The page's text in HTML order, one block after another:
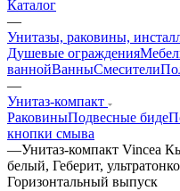
Каталог
—
Унитазы, раковины,
Душевые ограждения
ваннойВанныСмесители
—
Унитаз-компакт
РаковиныПодвесные биде
кнопки смыва
—Унитаз-компакт Vincea
белый, Геберит,
Горизонтальный выпуск